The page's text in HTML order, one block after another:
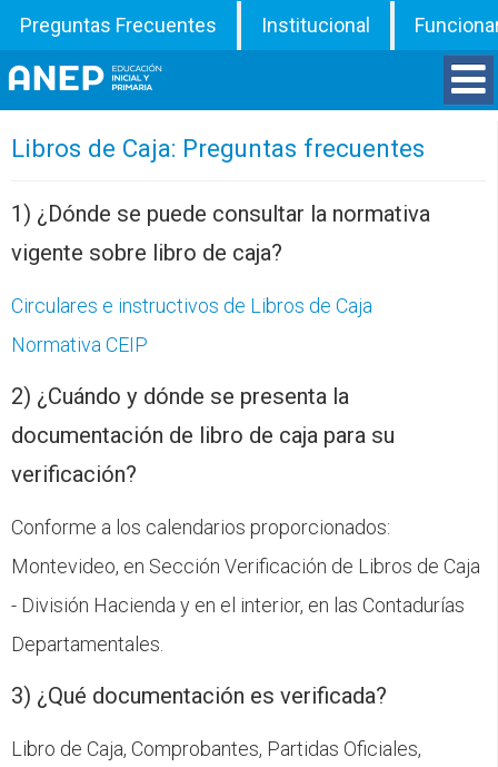
Preguntas Frecuentes Institucional
Divisiones
Departamentos
Inspecciones
ATD
Documentos
Noticias
Libros de Caja: Preguntas frecuentes
1) ¿Dónde se puede consultar la normativa
vigente sobre libro de caja?
Circulares e instructivos de Libros de Caja
Normativa CEIP
2) ¿Cuándo y dónde se presenta la
documentación de libro de caja para su
verificación?
Conforme a los calendarios proporcionados:
Montevideo, en Sección Verificación de Libros de Caja
- División Hacienda y en el interior, en las Contadurías
Departamentales.
3) ¿Qué documentación es verificada?
Libro de Caja, Comprobantes, Partidas Oficiales,